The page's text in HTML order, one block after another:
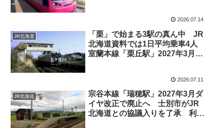
2026.07.14
JR北海道
「栗」で始まる3駅の真ん中 JR
北海道資料では1日平均乗車4人
室蘭本線「栗丘駅」2027年3月で
2026.07.11
JR北海道
宗谷本線「瑞穂駅」2027年3月ダ
イヤ改正で廃止へ 士別市がJR
北海道との協議入りを了承 利用